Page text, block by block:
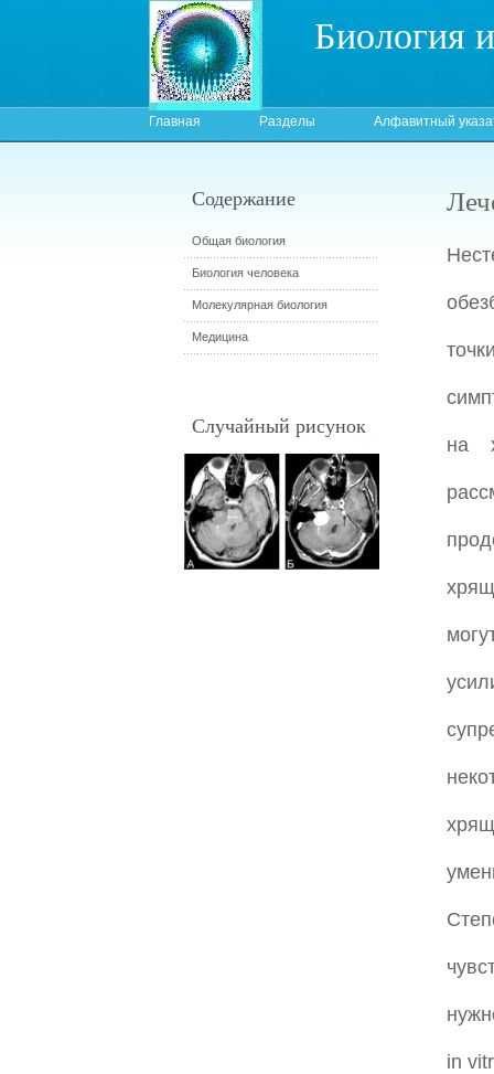
Биология
Главная Разделы Алфавитный
на
in
Содержание
Общая биология
Биология человека
Молекулярная биология
Медицина
Случайный рисунок